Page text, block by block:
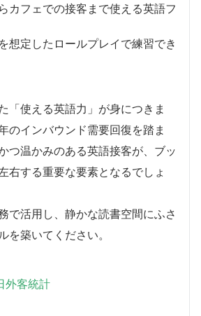
カフェでの接客まで使える英語フ
想定したロールプレイで練習でき
「使える英語力」が身につきま
インバウンド需要回復を踏ま
つ温かみのある英語接客が、ブッ
右する重要な要素となるでしょ
で活用し、静かな読書空間にふさ
を築いてください。
外客統計